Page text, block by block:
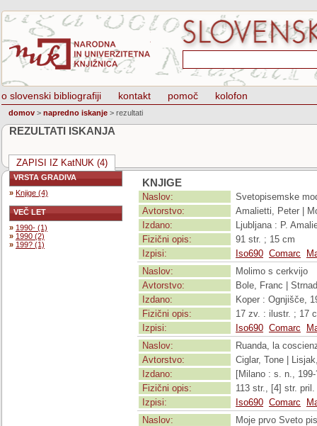
o slovenski bibliografiji kontakt pomoč kolofon
domov > napredno iskanje > rezultati
REZULTATI ISKANJA
ZAPISI IZ KatNUK (4)
VRSTA GRADIVA
» Knjige (4)
VEČ LET
» 1990- (1)
» 1990 (2)
» 199? (1)
KNJIGE
Naslov:
Svetopisemske
Avtorstvo:
Amalietti, Peter |
Izdano:
Ljubljana : P.
Fizični opis:
91 str. ; 15 cm
Izpisi:
Iso690 Comarc
Naslov:
Molimo s cerkvijo
Avtorstvo:
Bole, Franc |
Izdano:
Koper : Ognjišče,
Fizični opis:
17 zv. : ilustr. ; 17
Izpisi:
Iso690 Comarc
Naslov:
Ruanda, la
Avtorstvo:
Ciglar, Tone |
Izdano:
[Milano : s. n.,
Fizični opis:
113 str., [4] str.
Izpisi:
Iso690 Comarc
Naslov:
Moje prvo Sveto